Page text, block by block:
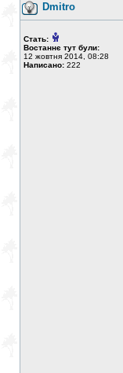
Dmitro
Стать:
Востаннє тут були:
12 жовтня 2014, 08:28
Написано: 222